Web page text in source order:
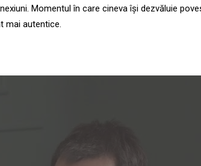
Momentul în care cineva își dezvăluie
mai autentice.